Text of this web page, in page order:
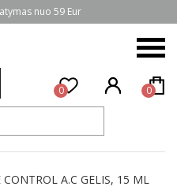
nuo 59 Eur
0 0
CONTROL A.C GELIS, 15 ML